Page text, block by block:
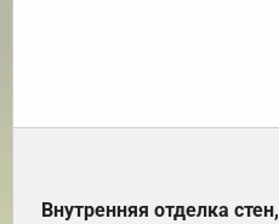
Внутренняя отделка стен,